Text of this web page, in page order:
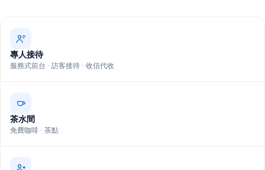
專人接待
服務式前台 · 訪客接待 · 收信代收
茶水間
免費咖啡 · 茶點